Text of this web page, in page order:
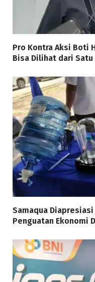
Pro Kontra Aksi Boti
Bisa Dilihat dari Satu
Samaqua
Penguatan Ekonomi